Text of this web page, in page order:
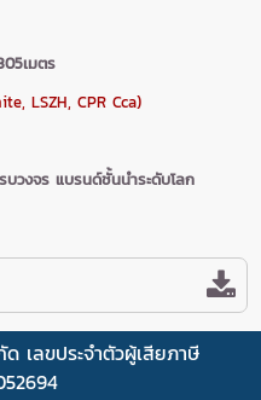
เมตร
LSZH, CPR Cca)
วงจร แบรนด์ชั้นนำระดับโลก
เลขประจำตัวผู้เสียภาษี